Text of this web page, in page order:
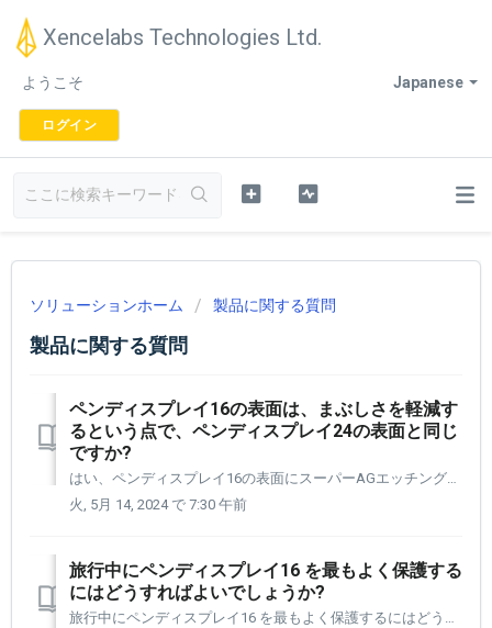
Xencelabs Technologies Ltd.
Japanese
ようこそ
ログイン
ソリューションホーム 製品に関する質問
製品に関する質問
ペンディスプレイ16の表面は、まぶしさを軽減す
るという点で、ペンディスプレイ24の表面と同じ
ですか?
はい、ペンディスプレイ16の表面にスーパーAGエッチングが追加されており、マルチライト環境でグレアを効果的に低減します。
火, 5月 14, 2024 で 7:30 午前
旅行中にペンディスプレイ16 を最もよく保護する
にはどうすればよいでしょうか?
旅行中にペンディスプレイ16 を最もよく保護するにはどうすればよいでしょうか? ペンディスプレイ16 は持ち運びやすく、簡単に持ち運べるように設計されています。以下は、ペンディスプレイ16 を持って旅行する際に覚えておくべきいくつかのことがあります。 可能な場合は、ペンディスプレイ16 に付属の保護...